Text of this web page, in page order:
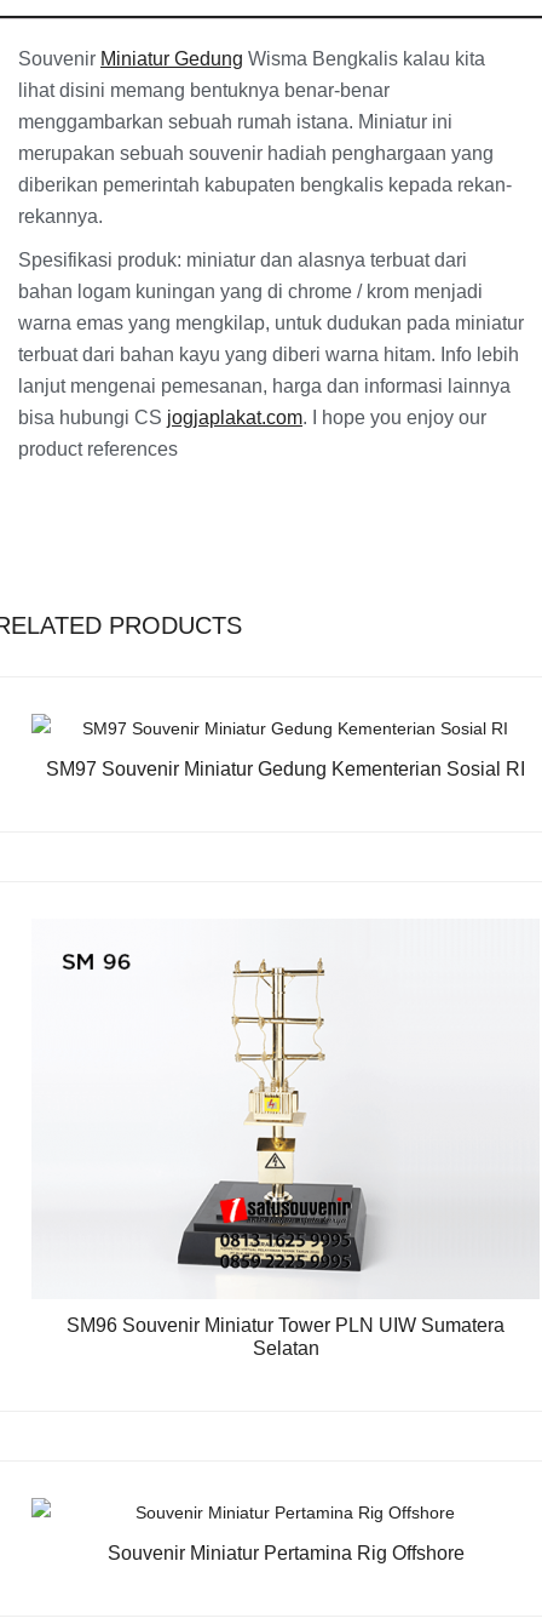
Souvenir Miniatur Gedung Wisma Bengkalis kalau kita
lihat disini memang bentuknya benar-benar
menggambarkan sebuah rumah istana. Miniatur ini
merupakan sebuah souvenir hadiah penghargaan yang
diberikan pemerintah kabupaten bengkalis kepada rekan-
rekannya.
Spesifikasi produk: miniatur dan alasnya terbuat dari
bahan logam kuningan yang di chrome / krom menjadi
warna emas yang mengkilap, untuk dudukan pada miniatur
terbuat dari bahan kayu yang diberi warna hitam. Info lebih
lanjut mengenai pemesanan, harga dan informasi lainnya
bisa hubungi CS jogjaplakat.com. I hope you enjoy our
product references
PRODUCTS
SM97 Souvenir Miniatur Gedung Kementerian Sosial RI
SM96 Souvenir Miniatur Tower PLN UIW Sumatera
Selatan
Souvenir Miniatur Pertamina Rig Offshore